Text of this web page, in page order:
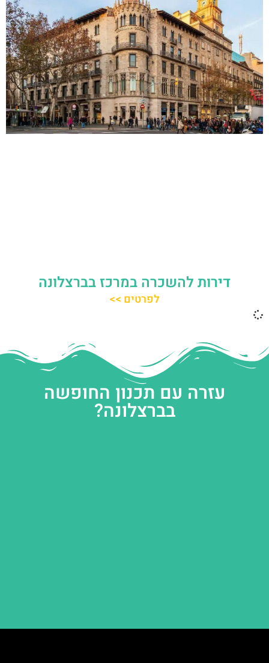
דירות להשכרה במרכז בברצלונה
לפרטים >>
עזרה עם תכנון החופשה
בברצלונה?